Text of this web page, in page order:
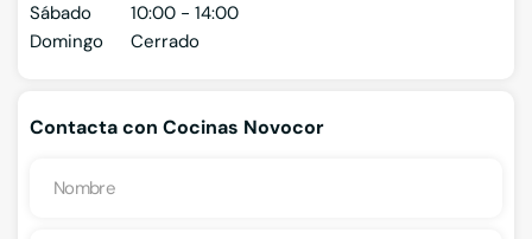
Sábado
10:00 - 14:00
Domingo
Cerrado
Contacta con Cocinas Novocor